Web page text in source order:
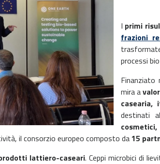
I primi
frazioni
processi
Finanziato
mira a
casearia,
destinati
il consorzio europeo composto da 15
lattiero-caseari. Ceppi microbici di